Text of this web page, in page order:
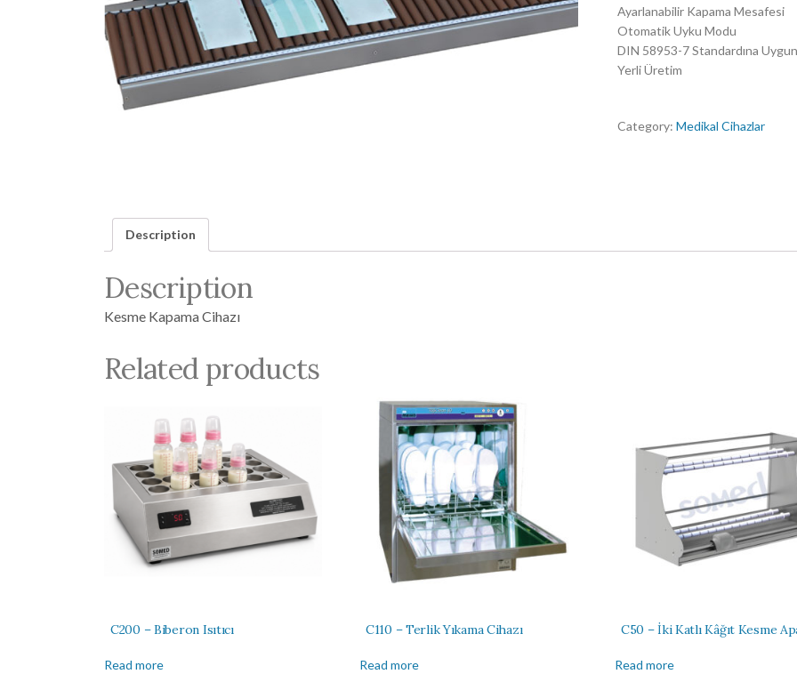
Ayarlanabilir Kapama Mesafesi
Otomatik Uyku Modu
DIN 58953-7 Standardına Uygun
Yerli Üretim
Category:Medikal Cihazlar
Description
Description
Kesme Kapama Cihazı
Related products
C200 – Biberon Isıtıcı
Read more
C110 – Terlik Yıkama Cihazı
Read more
C50 – İki Katlı Kâğıt Kesme
Read more